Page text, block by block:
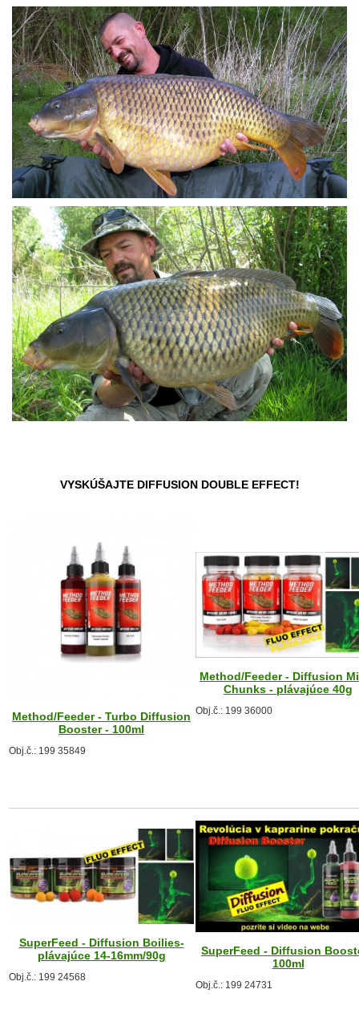
VYSKÚŠAJTE DIFFUSION DOUBLE EFFECT!
Method/Feeder - Turbo Diffusion
Booster - 100ml
Obj.č.: 199 35849
Method/Feeder - Diffusion
Chunks - plávajúce 40g
Obj.č.: 199 36000
SuperFeed - Diffusion Boilies-
plávajúce 14-16mm/90g
Obj.č.: 199 24568
SuperFeed - Diffusion
100ml
Obj.č.: 199 24731